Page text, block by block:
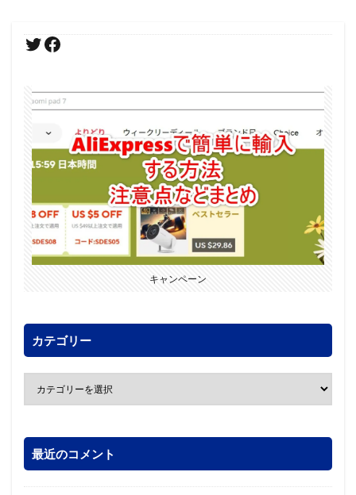
キャンペーン
カテゴリー
最近のコメント